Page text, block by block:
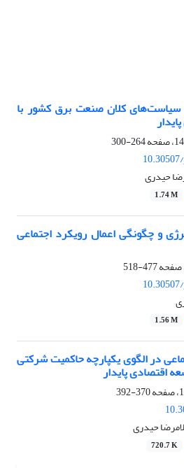
سیاست‌های کلان صنعت برق کشور با
264-300
حیدری
1.74 M
و چگونگی اعمال رویکرد اجتماعی
477-518
1.56 M
در الگوی یکپارچه حاکمیت شرکتی
اقتصادی پایدار
370-392
حیدری
720.7 K